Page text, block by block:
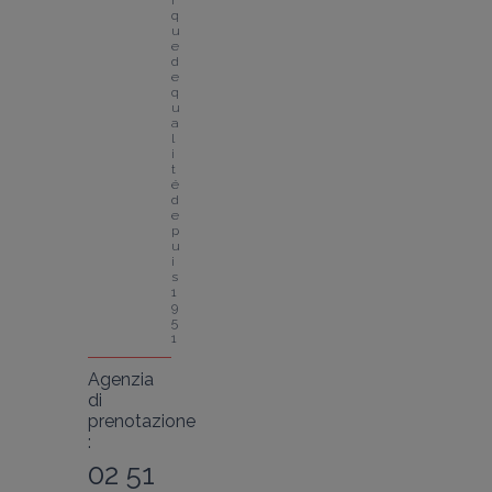
q
u
e
d
e
q
u
a
l
i
t
é
d
e
p
u
i
s
1
9
5
1
Agenzia
di
prenotazione
:
02 51